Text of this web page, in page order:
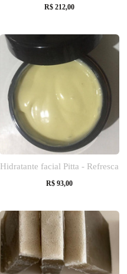
R$ 212,00
Hidratante facial Pitta - Refresca
R$ 93,00